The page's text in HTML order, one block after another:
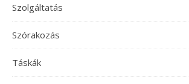
Szolgáltatás
Szórakozás
Táskák